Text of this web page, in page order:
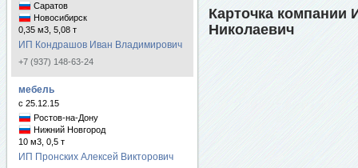
Саратов
Новосибирск
0,35 м3, 5,08 т
ИП Кондрашов Иван Владимирович
+7 (937) 148-63-24
мебель
с 25.12.15
Ростов-на-Дону
Нижний Новгород
10 м3, 0,5 т
ИП Пронских Алексей Викторович
Карточка компании
Николаевич